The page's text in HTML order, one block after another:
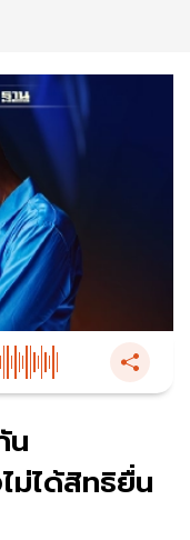
น
ม่ได้สิทธิยื่น